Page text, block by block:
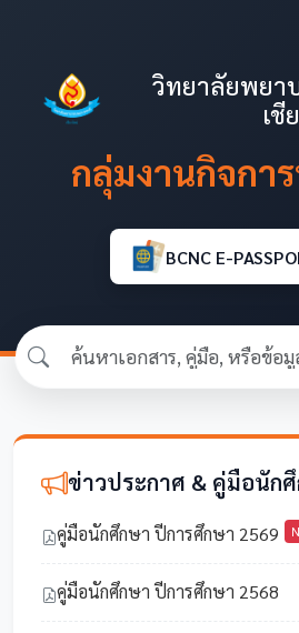
วิทยาลัยพยา
เชี
กลุ่มงานกิจกา
BCNC E-
ข่าวประกาศ & คู่มือนัก
คู่มือนักศึกษา ปีการศึกษา 2569
คู่มือนักศึกษา ปีการศึกษา 2568